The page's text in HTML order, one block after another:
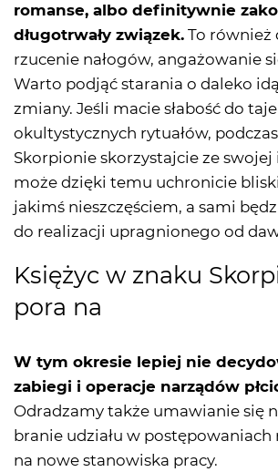
romanse, albo definitywnie
długotrwały związek. To również
rzucenie nałogów, angażowanie
Warto podjąć starania o daleko
zmiany. Jeśli macie słabość do
okultystycznych rytuałów,
Skorpionie skorzystajcie ze
może dzięki temu uchronicie
jakimś nieszczęściem, a sami
do realizacji upragnionego od
Księżyc w znaku
pora na
W tym okresie lepiej nie
zabiegi i operacje narządów
Odradzamy także umawianie się
branie udziału w
na nowe stanowiska pracy.